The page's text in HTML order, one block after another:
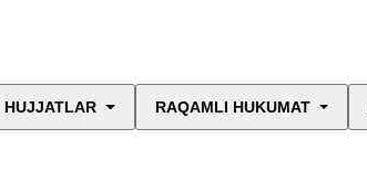
HUJJATLAR RAQAMLI HUKUMAT